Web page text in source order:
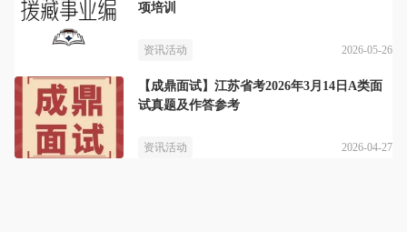
项培训
资讯活动 2026-05-26
【成鼎面试】江苏省考2026年3月14日A类面
试真题及作答参考
资讯活动 2026-04-27